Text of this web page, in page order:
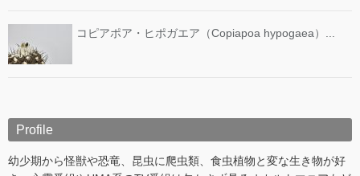
コピアポア・ヒポガエア（Copiapoa hypogaea）...
Profile
幼少期から怪獣や恐竜、昆虫に爬虫類、食虫植物と変な生き物が好